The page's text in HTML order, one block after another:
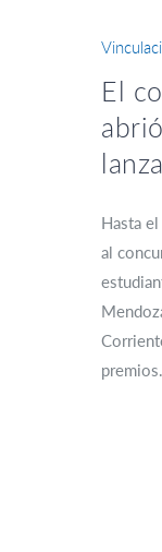
El
Hasta
al
premios.